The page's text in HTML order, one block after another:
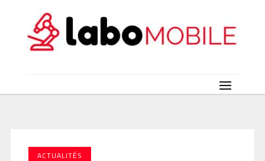
ACTUALITÉS